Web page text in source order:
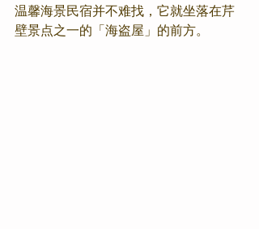
温馨海景民宿并不难找，它就坐落在芹
壁景点之一的「海盗屋」的前方。